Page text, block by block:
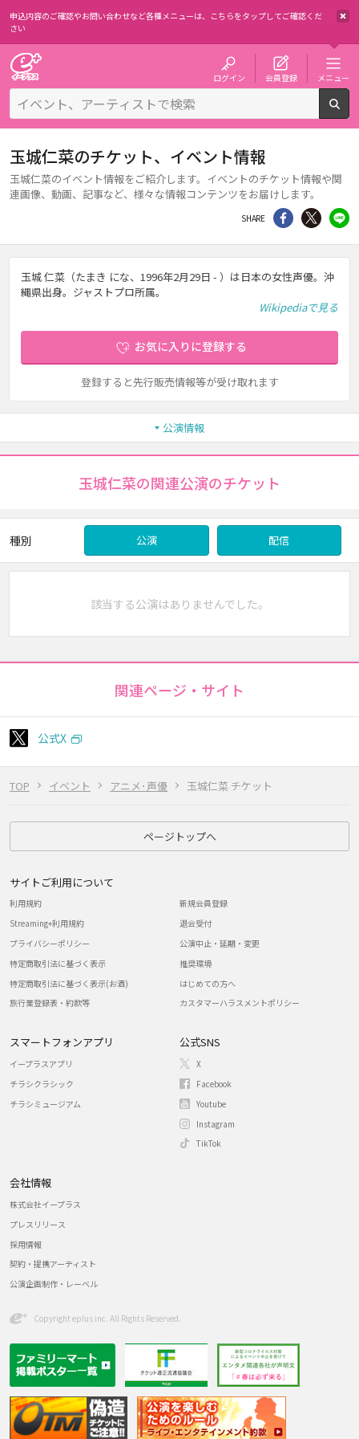
申込内容のご確認やお問い合わせなど各種メニューは、 こちらをタップしてご確認くだ
さい
ログイン 会員登録 メニュー
TOP イベント アニメ･声優 玉城仁菜 チケット
玉城仁菜のチケット、イベント情報
玉城仁菜のイベント情報をご紹介します。イベントのチケット情報や関
連画像、動画、記事など、様々な情報コンテンツをお届けします。
SHARE シェア Twitter
玉城 仁菜（たまき にな、1996年2月29日 - ）は日本の女性声優。沖
縄県出身。ジャストプロ所属。
Wikipediaで見る
お気に入りに登録する
登録すると先行販売情報等が受け取れます
公演情報
玉城仁菜の関連公演のチケット
種別 公演 配信
該当する公演はありませんでした。
関連ページ・サイト
公式X
ページトップへ
サイトご利用について
利用規約
Streaming+利用規約
プライバシーポリシー
特定商取引法に基づく表示
特定商取引法に基づく表示(お酒)
旅行業登録表・約款等
新規会員登録
退会受付
公演中止・延期・変更
推奨環境
はじめての方へ
カスタマーハラスメントポリシー
スマートフォンアプリ
イープラスアプリ
チラシクラシック
チラシミュージアム
公式SNS
X
Facebook
Youtube
Instagram
TikTok
会社情報
株式会社イープラス
プレスリリース
採用情報
契約・提携アーティスト
公演企画制作・レーベル
Copyright eplus inc. All Rights Reserved.